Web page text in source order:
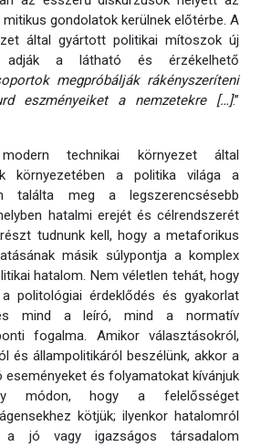
gondolatok kerülnek előtérbe. A
által gyártott politikai mítoszok új
adják a látható és érzékelhető
megpróbálják rákényszeríteni
eszményeiket a nemzetekre […].”
modern technikai környezet által
környezetében a politika világa a
találta meg a legszerencsésebb
hatalmi erejét és célrendszerét
tudnunk kell, hogy a metaforikus
másik súlypontja a komplex
hatalom. Nem véletlen tehát, hogy
politológiai érdeklődés és gyakorlat
mind a leíró, mind a normatív
fogalma. Amikor választásokról,
és állampolitikáról beszélünk, akkor a
eseményeket és folyamatokat kívánjuk
módon, hogy a felelősséget
kötjük; ilyenkor hatalomról
a jó vagy igazságos társadalom